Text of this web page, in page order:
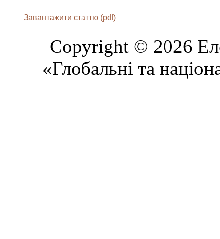
Завантажити статтю (pdf)
Copyright © 2026
«Глобальні та